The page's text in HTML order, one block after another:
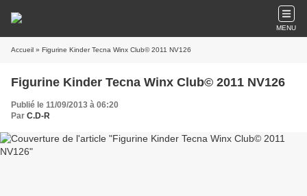
MENU
Accueil » Figurine Kinder Tecna Winx Club© 2011 NV126
Figurine Kinder Tecna Winx Club© 2011 NV126
Publié le 11/09/2013 à 06:20
Par C.D-R